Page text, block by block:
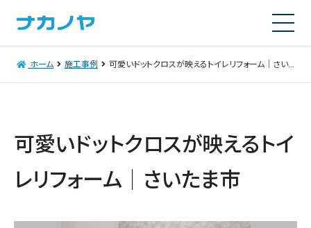
ホーム 施工事例 可愛いドットクロスが映えるトイレリフォーム│さいたま市
可愛いドットクロスが映えるトイ
レリフォーム│さいたま市